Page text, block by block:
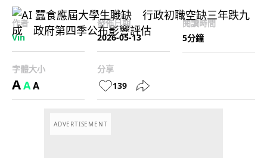
作者
Vin
發佈日期
2026-05-13
閱讀時間
5分鐘
字體大小
AAA
分享
139
ADVERTISEMENT